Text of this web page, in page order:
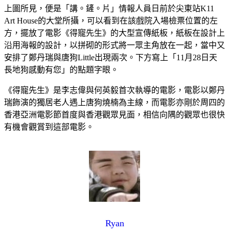
上圖所見，便是「講。鏟。片」情報人員日前於尖東站K11
Art House的大堂所攝，可以看到在該戲院入場檢票位置的左
方，擺放了電影《得寵先生》的大型宣傳紙板，紙板在設計上
沿用海報的設計，以拼砌的形式將一眾主角放在一起，當中又
安排了鄭丹瑞與唐狗Little出現兩次。下方寫上「11月28日天
長地狗感動有您」的點題字眼。
《得寵先生》是李志偉與何英毅首次執導的電影，電影以鄭丹
瑞飾演的獨居老人遇上唐狗燒楠為主線，而電影亦剛於周四的
香港亞洲電影節首度與香港觀眾見面，相信向隅的觀眾也很快
有機會觀賞到這部電影。
Ryan